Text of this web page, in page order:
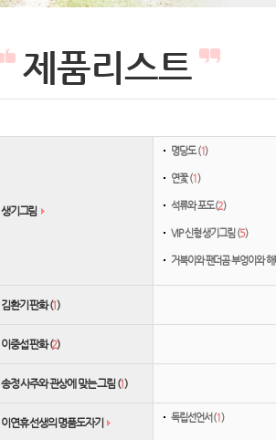
제품리스트
생기그림
명당도 (1)
연꽃 (1)
석류와 포도 (2)
VIP 신형 생기그림 (5)
거북이와 팬더곰 부엉이와 해
김환기 판화 (1)
이중섭 판화 (2)
송정 사주와 관상에 맞는 그림 (1)
이연휴 선생의 명품도자기 독립선언서 (1)